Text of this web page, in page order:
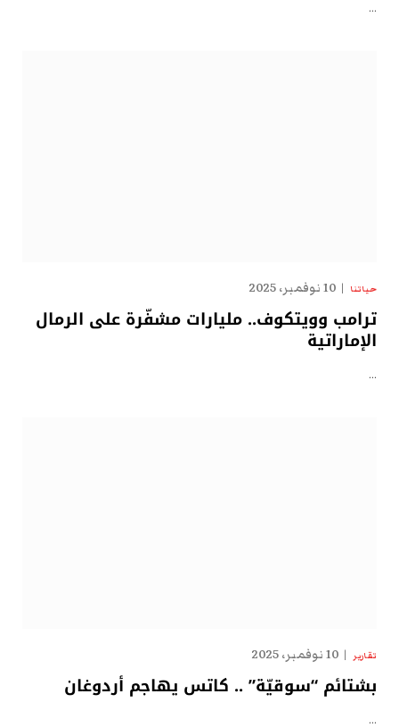
…
حياتنا 10 نوفمبر، 2025
ترامب وويتكوف.. مليارات مشفّرة على الرمال
الإماراتية
…
تقارير 10 نوفمبر، 2025
بشتائم “سوقيّة” .. كاتس يهاجم أردوغان
…